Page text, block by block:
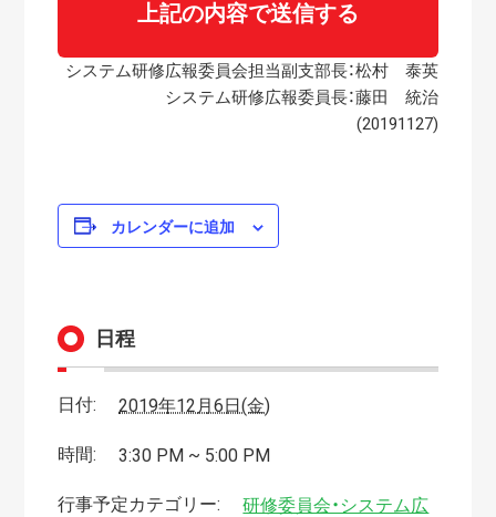
システム研修広報委員会担当副支部長：松村 泰英
システム研修広報委員長：藤田 統治
(20191127)
カレンダーに追加
日程
日付: 2019年12月6日(金)
時間: 3:30 PM ~ 5:00 PM
行事予定カテゴリー:
研修委員会・システム広